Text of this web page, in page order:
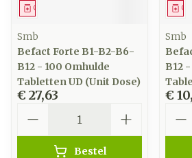
Geneesmiddel
Smb
Befact Forte B1-B2-B6-
B12 - 100 Omhulde
Tabletten UD (Unit Dose)
€ 27,63
Bestel
Smb
B12
€